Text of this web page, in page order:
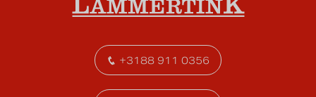
+3188 911 0356